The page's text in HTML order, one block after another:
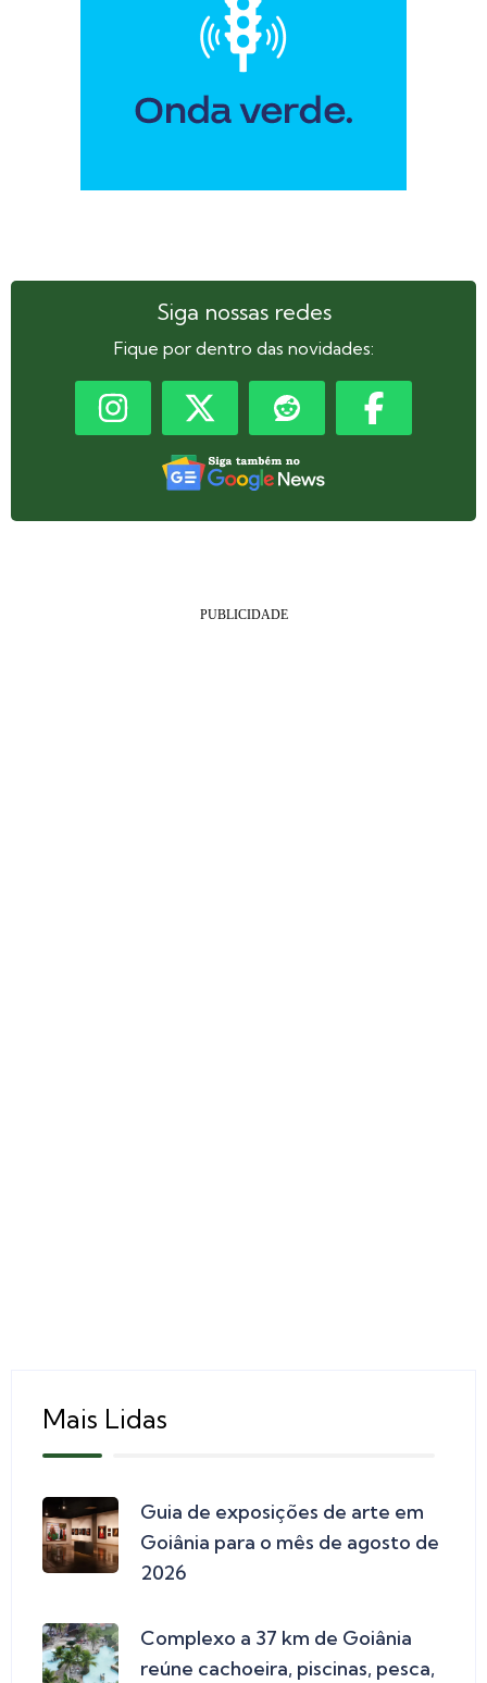
Siga nossas redes
Fique por dentro das novidades:
Mais Lidas
Guia de exposições de arte em
Goiânia para o mês de agosto de
2026
Complexo a 37 km de Goiânia
reúne cachoeira, piscinas, pesca,